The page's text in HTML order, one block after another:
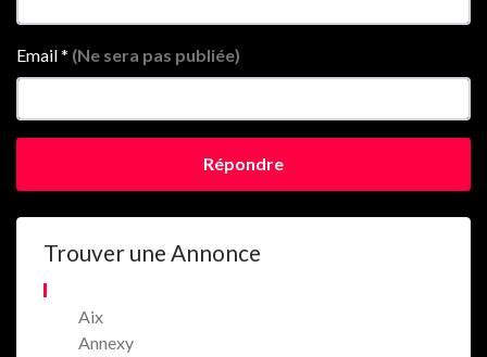
Email* (Ne sera pas publiée)
Répondre
Trouver une Annonce
Aix
Annexy